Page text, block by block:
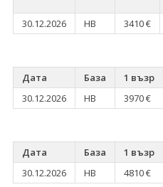
30.12.2026 HB 3410 €
Дата База
1 възр
30.12.2026
HB 3970 €
Дата База
1 възр
30.12.2026
HB 4810 €